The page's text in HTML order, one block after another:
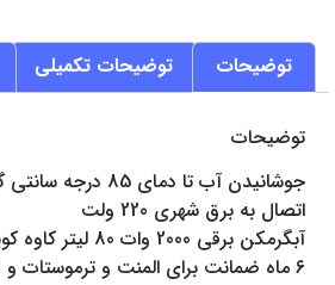
توضیحات توضیحات تکمیلی
توضیحات
جوشانیدن آب تا دمای 85 درجه سانتی گراد
اتصال به برق شهری 220 ولت
آبگرمکن برقی 2000 وات 80 لیتر کاوه کویر
٦ ماه ضمانت برای المنت و ترموستات و ٢ سال ضمانت برای مخزن آبگرمکن